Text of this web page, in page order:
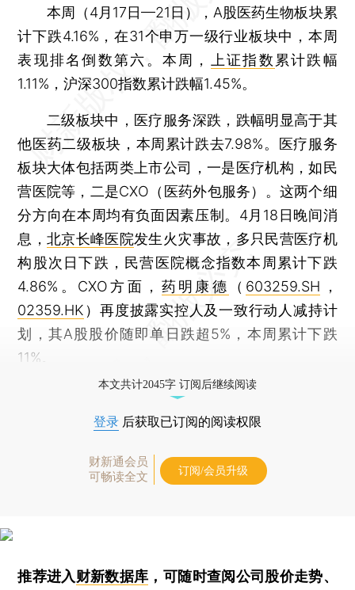
本周（4月17日—21日），A股医药生物板块累
计下跌4.16%，在31个申万一级行业板块中，本周
表现排名倒数第六。本周，
上证指数 累计跌幅
1.11%，沪深300指数累计跌幅1.45%。
二级板块中，医疗服务深跌，跌幅明显高于其
他医药二级板块，本周累计跌去7.98%。医疗服务
板块大体包括两类上市公司，一是医疗机构，如民
营医院等，二是CXO（医药外包服务）。这两个细
分方向在本周均有负面因素压制。4月18日晚间消
息，北京长峰医院发生火灾事故，多只民营医疗机
构股次日下跌，民营医院概念指数本周累计下跌
4.86%。CXO方面， 药明康德 （ 603259.SH ，
02359.HK ）再度披露实控人及一致行动人减持计
划，其A股股价随即单日跌超5%，本周累计下跌
11%。
本文共计2045字 订阅后继续阅读
登录 后获取已订阅的阅读权限
财新通会员
可畅读全文
订阅/会员升级
推荐进入财新数据库 ，可随时查阅公司股价走势、